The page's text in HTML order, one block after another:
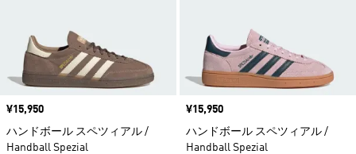
価格
¥15,950
ハンドボール スペツィアル /
Handball Spezial
価格
¥15,950
ハンドボール スペツィアル /
Handball Spezial